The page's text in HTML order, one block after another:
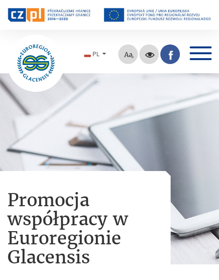
PL
Promocja
współpracy w
Euroregionie
Glacensis